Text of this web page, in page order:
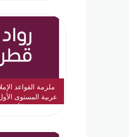
ملزمة القواعد
عربية المستوى